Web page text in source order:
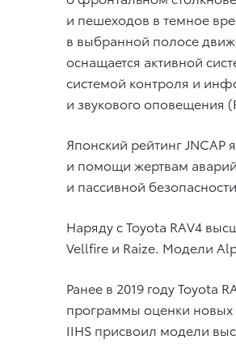
и пешеходов в темное
в выбранной полосе
оснащается активной
системой контроля и
и звукового оповещения
Японский рейтинг JNCAP
и помощи жертвам аварий
и пассивной
Наряду с Toyota RAV4
Vellfire и Raize. Модели
Ранее в 2019 году Toyota
программы оценки новых
IIHS присвоил модели